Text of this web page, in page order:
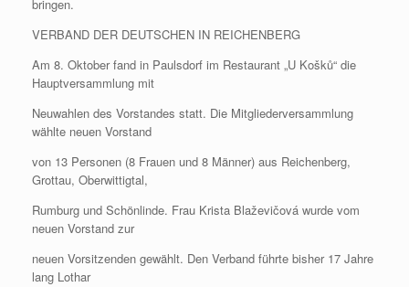
bringen.
VERBAND DER DEUTSCHEN IN REICHENBERG
Am 8. Oktober fand in Paulsdorf im Restaurant „U Košků“ die
Hauptversammlung mit
Neuwahlen des Vorstandes statt. Die Mitgliederversammlung
wählte neuen Vorstand
von 13 Personen (8 Frauen und 8 Männer) aus Reichenberg,
Grottau, Oberwittigtal,
Rumburg und Schönlinde. Frau Krista Blaževičová wurde vom
neuen Vorstand zur
neuen Vorsitzenden gewählt. Den Verband führte bisher 17 Jahre
lang Lothar